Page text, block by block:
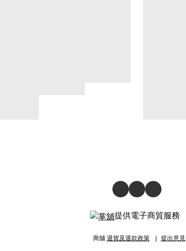
提供電子商貿服務
商舖 退貨及退款政策 提出意見